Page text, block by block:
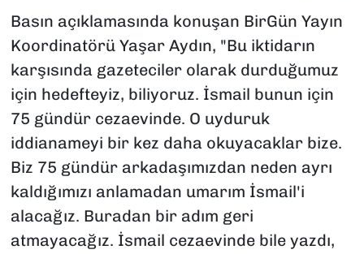
Basın açıklamasında konuşan BirGün Yayın
Koordinatörü Yaşar Aydın, "Bu iktidarın
karşısında gazeteciler olarak durduğumuz
için hedefteyiz, biliyoruz. İsmail bunun için
75 gündür cezaevinde. O uyduruk
iddianameyi bir kez daha okuyacaklar bize.
Biz 75 gündür arkadaşımızdan neden ayrı
kaldığımızı anlamadan umarım İsmail'i
alacağız. Buradan bir adım geri
atmayacağız. İsmail cezaevinde bile yazdı,